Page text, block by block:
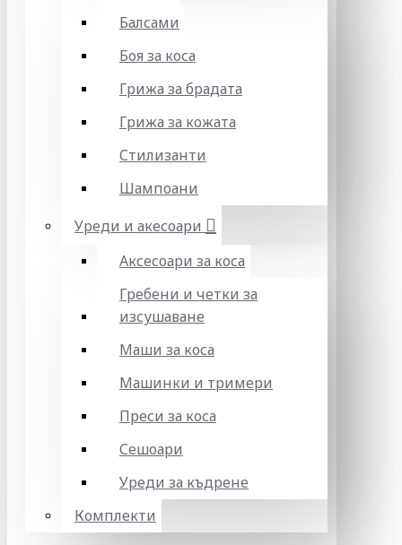
Балсами
Боя за коса
Грижа за брадата
Грижа за кожата
Стилизанти
Шампоани
Уреди и акесоари
Аксесоари за коса
Гребени и четки за
изсушаване
Маши за коса
Машинки и тримери
Преси за коса
Сешоари
Уреди за къдрене
Комплекти